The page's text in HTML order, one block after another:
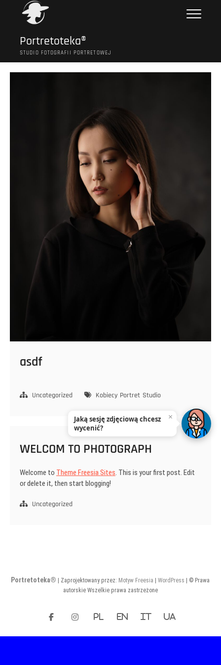
Portretoteka®
STUDIO FOTOGRAFII PORTRETOWEJ
asdf
Uncategorized Kobiecy Portret Studio
WELCOM TO PHOTOGRAPH
Welcome to Theme Freesia Sites. This is your first post. Edit
or delete it, then start blogging!
Uncategorized
Portretoteka® | Zaprojektowany przez: Motyw Freesia |WordPress
| © Prawa
autorskie Wszelkie prawa zastrzeżone
facebookinstagram
PL EN IT UA
Jaką sesję zdjęciową chcesz
wycenić?
×